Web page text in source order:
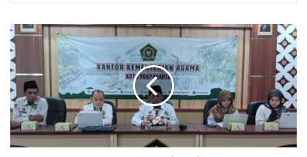
K
e
p
a
l
a
K
a
n